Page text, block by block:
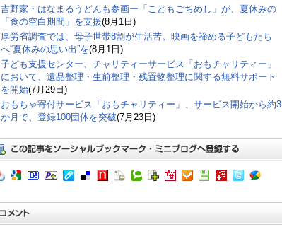
吉野家・はなまるうどんも参画ー「こどもごちめし」が、夏休みの
「食の空白期間」を支援(8月1日)
厚労省調査では、母子世帯8割が生活苦。映画を諦める子どもたち
へ“夏休みの思い出”を(8月1日)
子ども支援センター、チャリティーサービス「おもチャリティー」
において、遺品整理・生前整理・残置物整理に関する無料サポート
を開始(7月29日)
おもちゃ寄付サービス「おもチャリティー」、サービス開始から約3
か月で、登録100団体を突破(7月23日)